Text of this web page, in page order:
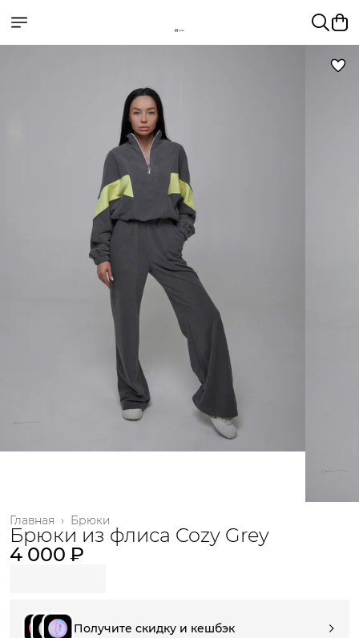
Брюки
Главная ›
Брюки из флиса Cozy Grey
4 000 ₽
Получите скидку и кешбэк